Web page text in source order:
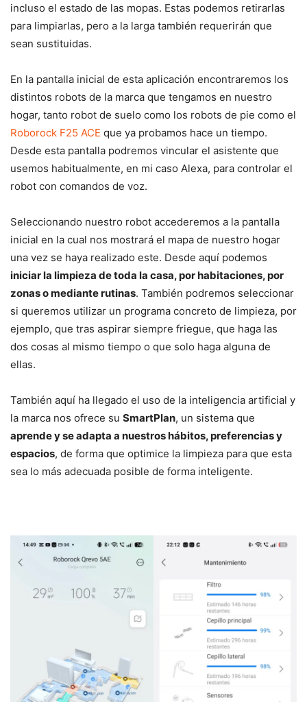
incluso el estado de las mopas. Estas podemos retirarlas
para limpiarlas, pero a la larga también requerirán que
sean sustituidas.
En la pantalla inicial de esta aplicación encontraremos los
distintos robots de la marca que tengamos en nuestro
hogar, tanto robot de suelo como los robots de pie como el
Roborock F25 ACE que ya probamos hace un tiempo.
Desde esta pantalla podremos vincular el asistente que
usemos habitualmente, en mi caso Alexa, para controlar el
robot con comandos de voz.
Seleccionando nuestro robot accederemos a la pantalla
inicial en la cual nos mostrará el mapa de nuestro hogar
una vez se haya realizado este. Desde aquí podemos
iniciar la limpieza de toda la casa, por habitaciones, por
zonas o mediante rutinas. También podremos seleccionar
si queremos utilizar un programa concreto de limpieza, por
ejemplo, que tras aspirar siempre friegue, que haga las
dos cosas al mismo tiempo o que solo haga alguna de
ellas.
También aquí ha llegado el uso de la inteligencia artificial y
la marca nos ofrece su SmartPlan, un sistema que
aprende y se adapta a nuestros hábitos, preferencias y
espacios, de forma que optimice la limpieza para que esta
sea lo más adecuada posible de forma inteligente.